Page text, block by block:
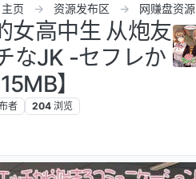
主页 资源发布区 网赚盘资源
女高中生 从炮友
なJK -セフレか
】
者 204 浏览